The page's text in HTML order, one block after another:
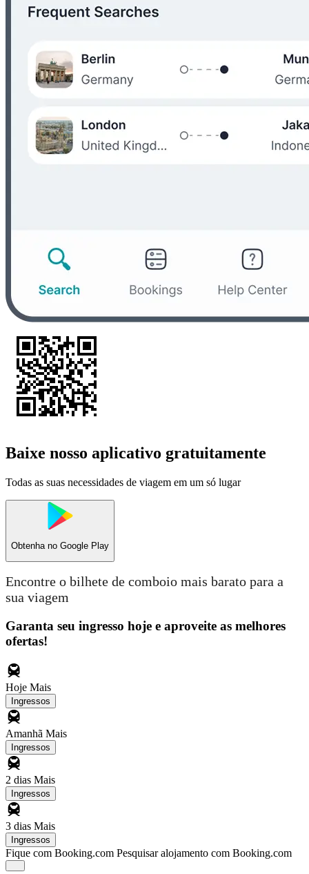
Baixe nosso aplicativo gratuitamente
Todas as suas necessidades de viagem em um só lugar
Obtenha no Google Play
Encontre o bilhete de comboio mais barato para a
sua viagem
Garanta seu ingresso hoje e aproveite as melhores
ofertas!
Hoje Mais
Ingressos
Amanhã Mais
Ingressos
2 dias Mais
Ingressos
3 dias Mais
Ingressos
Fique com Booking.com Pesquisar alojamento com Booking.com